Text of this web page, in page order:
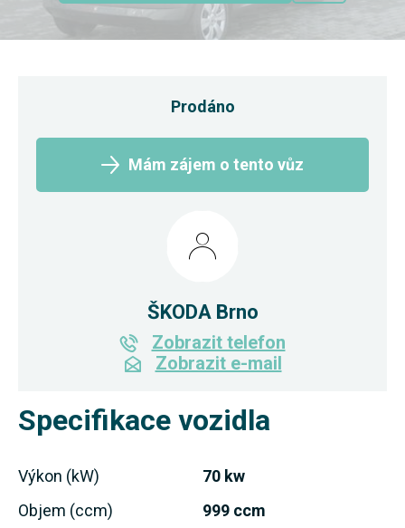
Specifikace vozidla
Výkon (kW)
70 kw
Objem (ccm)
999 ccm
Prodáno
Mám zájem o tento vůz
ŠKODA Brno
Zobrazit telefon
Zobrazit e-mail